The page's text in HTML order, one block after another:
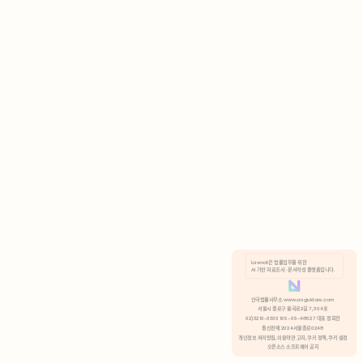
분석 쿠키 허용
Lawvot은 법률업무를 위한
AI 기반 자료조사 · 문서작성 플랫폼입니다.
안국법률사무소 www.anguklaw.com
서울시 종로구 율곡로2길 7, 304호
02)3210-3330 105-05-48527 대표 정희찬
통신판매 2024서울종로0248
개인정보 처리방침, 이용약관 고지, 쿠키 정책, 쿠키 설정
오픈소스 소프트웨어 공지